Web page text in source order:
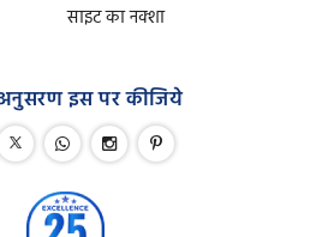
साइट का नक्शा
अनुसरण इस पर कीजिये